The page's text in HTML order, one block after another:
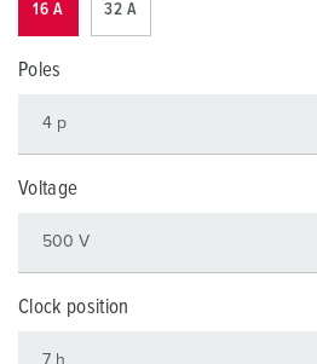
16 A 32 A
Poles
Voltage
Clock position